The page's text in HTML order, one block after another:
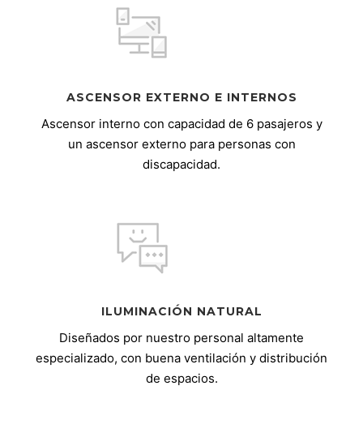
ASCENSOR EXTERNO E INTERNOS
Ascensor interno con capacidad de 6 pasajeros y
un ascensor externo para personas con
discapacidad.
ILUMINACIÓN NATURAL
Diseñados por nuestro personal altamente
especializado, con buena ventilación y distribución
de espacios.